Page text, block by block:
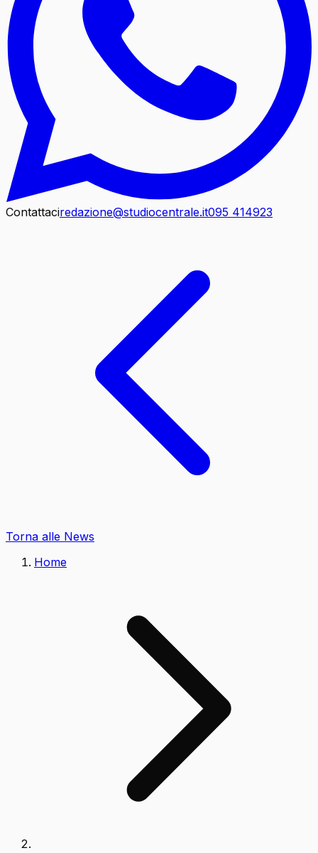
Contattaciredazione@studiocentrale.it095 414923
Torna alle News
Home